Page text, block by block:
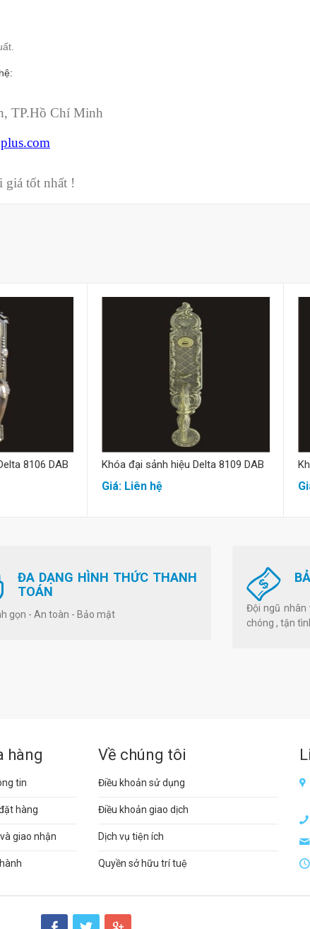
TP.Hồ Chí Minh
giá tốt nhất !
8106 DAB
Mua hàng
Khóa đại sảnh hiệu Delta 8109 DAB
Giá: Liên hệ
ĐA DẠNG HÌNH THỨC THANH
TOÁN
gọn - An toàn - Bảo mật
Đội ngũ nhân
chóng , tận
hàng
tin
hàng
giao nhận
Về chúng tôi
Điều khoản sử dụng
Điều khoản giao dịch
Dịch vụ tiện ích
Quyền sở hữu trí tuệ